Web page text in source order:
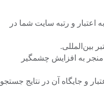
اعتبار و رتبه سایت شما در
بین‌المللی.
به افزایش چشمگیر
و جایگاه آن در نتایج جستجو